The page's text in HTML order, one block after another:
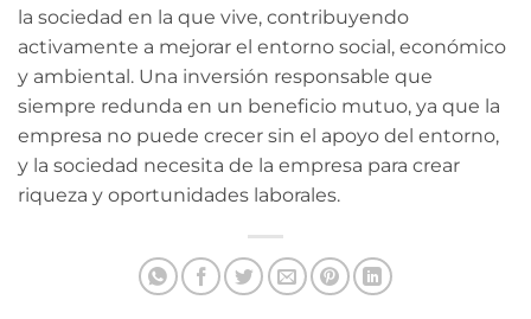
la sociedad en la que vive, contribuyendo
activamente a mejorar el entorno social, económico
y ambiental. Una inversión responsable que
siempre redunda en un beneficio mutuo, ya que la
empresa no puede crecer sin el apoyo del entorno,
y la sociedad necesita de la empresa para crear
riqueza y oportunidades laborales.